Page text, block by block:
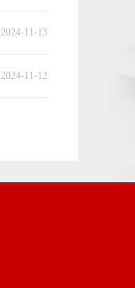
2024-11-13
2024-11-12